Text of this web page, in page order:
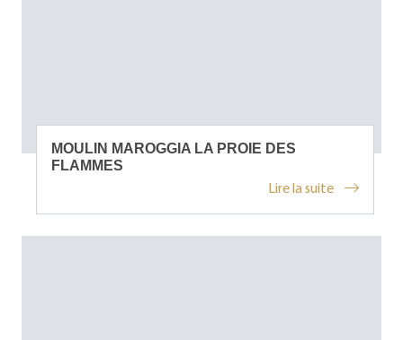
MOULIN MAROGGIA LA PROIE DES
FLAMMES
Lire la suite